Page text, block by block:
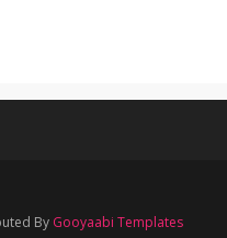
By Gooyaabi Templates